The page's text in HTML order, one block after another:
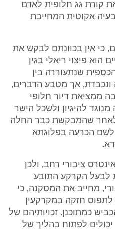
מציאת קורת גג חלופית לאדם
אקוטית המחייבת
כי אין בכוונתם לבקש את
הוא פיצוי ריאלי בגין
שנתעוררה בין
אך מטבע הדברים,
ממציאת דיור חלופי
להיגיון ולשכל הישר
שהמבקשת כבר החלה
לשם הכרעה בפלוגתא
ציבורי רחב, ולכן
לבעל הקרקע התובע
מחייב את המסקנה, כי
חזקה במקרקעין
כמתוכנן. זכויותיהם של
לפתוח בהליך של